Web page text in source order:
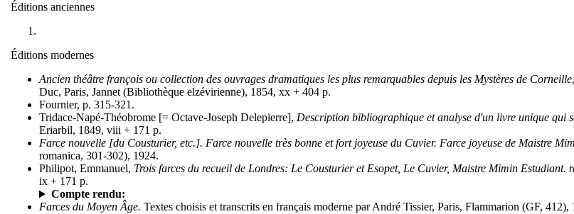
Éditions anciennes
Éditions modernes
Ancien théâtre françois ou collection des ouvrages dramatiques les plus remarquables depuis les Mystères de Corneille
Duc, Paris, Jannet (Bibliothèque elzévirienne), 1854, xx + 404 p.
Fournier, p. 315-321.
Tridace-Napé-Théobrome [= Octave-Joseph Delepierre], Description bibliographique et analyse d'un livre unique qui
Eriarbil, 1849, viii + 171 p.
Farce nouvelle [du Cousturier, etc.]. Farce nouvelle très bonne et fort joyeuse du Cuvier. Farce joyeuse de Maistre
romanica, 301-302), 1924.
Philipot, Emmanuel, Trois farces du recueil de Londres: Le Cousturier et Esopet, Le Cuvier, Maistre Mimin Estudiant.
ix + 171 p.
Compte rendu:
Farces du Moyen Âge. Textes choisis et transcrits en français moderne par André Tissier, Paris, Flammarion (GF, 412),